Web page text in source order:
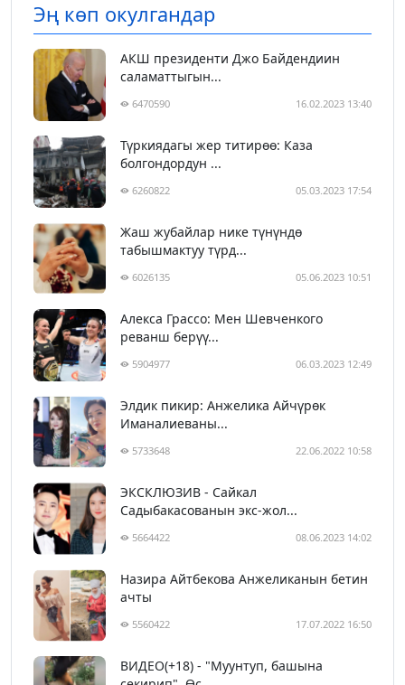
Эң көп окулгандар
АКШ президенти Джо Байдендиин
саламаттыгын...
6470590 16.02.2023 13:40
Түркиядагы жер титирөө: Каза
болгондордун ...
6260822 05.03.2023 17:54
Жаш жубайлар нике түнүндө
табышмактуу түрд...
6026135 05.06.2023 10:51
Алекса Грассо: Мен Шевченкого
реванш берүү...
5904977 06.03.2023 12:49
Элдик пикир: Анжелика Айчүрөк
Иманалиеваны...
5733648 22.06.2022 10:58
ЭКСКЛЮЗИВ - Сайкал
Садыбакасованын экс-жол...
5664422 08.06.2023 14:02
Назира Айтбекова Анжеликанын бетин
ачты
5560422 17.07.2022 16:50
ВИДЕО(+18) - "Муунтуп, башына